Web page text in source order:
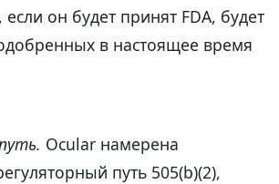
если он будет принят FDA, будет
в настоящее время
Ocular намерена
путь 505(b)(2),